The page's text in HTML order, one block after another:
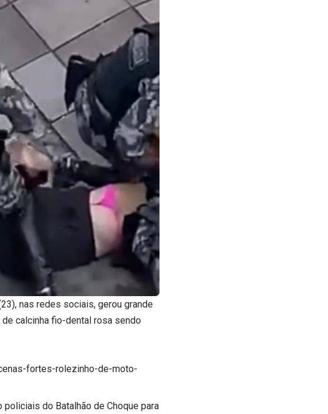
nas redes sociais, gerou grande
calcinha fio-dental rosa sendo
fortes-rolezinho-de-moto-
do Batalhão de Choque para